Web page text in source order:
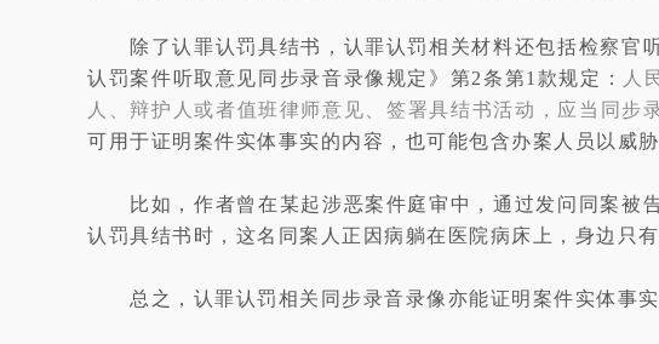
除了认罪认罚具结书，认罪认罚相关材料还包括检察
认罚案件听取意见同步录音录像规定》第2条第1款规定：
人
人、辩护人或者值班律师意见、签署具结书活动，应当同步
可用于证明案件实体事实的内容，也可能包含办案人员以威
比如，作者曾在某起涉恶案件庭审中，通过发问同案
认罚具结书时，这名同案人正因病躺在医院病床上，身边只
总之，认罪认罚相关同步录音录像亦能证明案件实体事